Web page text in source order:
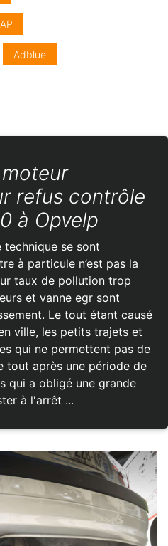
Adblue
refus contrôle
à Opvelp
technique se sont
à particule n’est pas la
taux de pollution trop
et vanne egr sont
Le tout étant causé
ville, les petits trajets et
qui ne permettent pas de
tout après une période de
qui a obligé une grande
à l'arrêt ...